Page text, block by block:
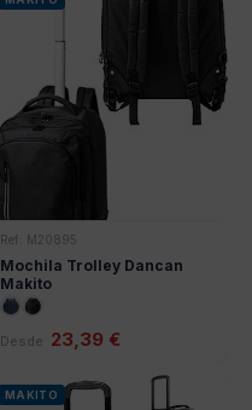
Ref: M20895
Mochila Trolley Dancan
Makito
Desde 23,39 €
MAKITO